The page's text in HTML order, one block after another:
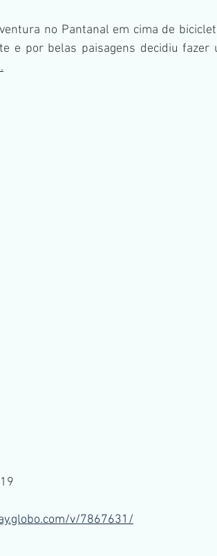
no Pantanal em cima de
e por belas paisagens decidiu
.
v/7867631/